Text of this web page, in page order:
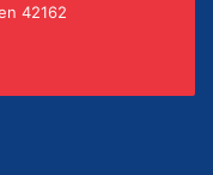
42162